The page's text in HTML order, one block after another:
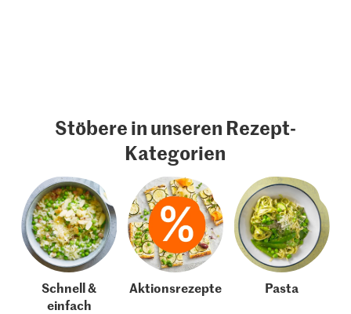
Stöbere in unseren Rezept-
Kategorien
Schnell &
einfach
Aktionsrezepte Pasta